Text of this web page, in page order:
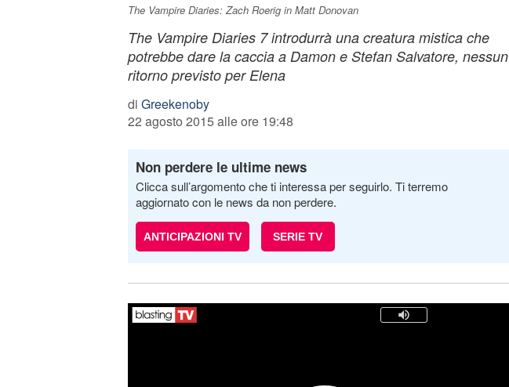
The Vampire Diaries: Zach Roerig in Matt Donovan
The Vampire Diaries 7 introdurrà una creatura mistica che
potrebbe dare la caccia a Damon e Stefan Salvatore, nessun
ritorno previsto per Elena
di Greekenoby
22 agosto 2015 alle ore 19:48
Non perdere le ultime news
Clicca sull’argomento che ti interessa per seguirlo. Ti terremo
aggiornato con le news da non perdere.
ANTICIPAZIONI TV SERIE TV